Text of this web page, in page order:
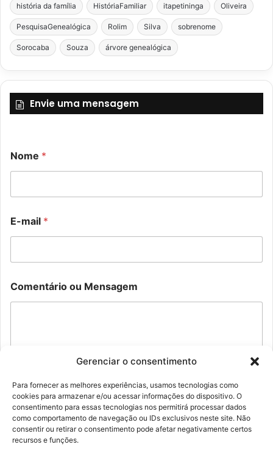
Gerenciar o consentimento
Para fornecer as melhores experiências, usamos tecnologias como
cookies para armazenar e/ou acessar informações do dispositivo. O
consentimento para essas tecnologias nos permitirá processar dados
como comportamento de navegação ou IDs exclusivos neste site. Não
consentir ou retirar o consentimento pode afetar negativamente certos
recursos e funções.
história da família HistóriaFamiliar itapetininga Oliveira
PesquisaGenealógica Rolim Silva sobrenome
Sorocaba Souza árvore genealógica
Envie uma mensagem
o
m
á
r
i
*
e
e
u
C
n
t
á
i
M
g
Nome *
E-mail *
Comentário ou Mensagem
Enviar